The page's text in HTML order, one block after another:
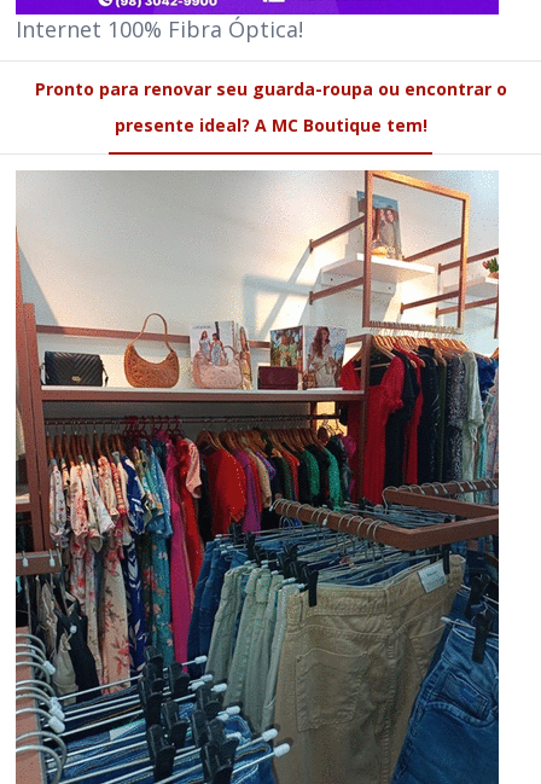
Internet 100% Fibra Óptica!
Pronto para renovar seu guarda-roupa ou encontrar o
presente ideal? A MC Boutique tem!